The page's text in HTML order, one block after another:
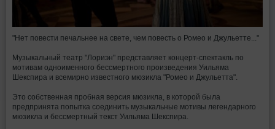
"Нет повести печальнее на свете, чем повесть о Ромео и Джульетте..."
Музыкальный театр "Лориэн" представляет концерт-спектакль по
мотивам одноименного бессмертного произведения Уильяма
Шекспира и всемирно известного мюзикла "Ромео и Джульетта".
Это собственная пробная версия мюзикла, в которой была
предпринята попытка соединить музыкальные мотивы легендарного
мюзикла и бессмертный текст Уильяма Шекспира.